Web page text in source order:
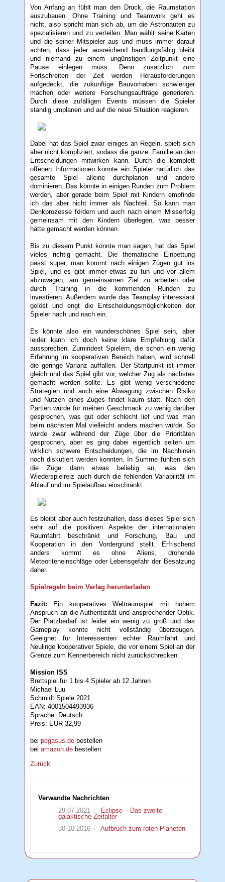
Von Anfang an fühlt man den Druck, die Raumstation
auszubauen. Ohne Training und Teamwork geht es
nicht, also spricht man sich ab, um die Astronauten zu
spezialisieren und zu verteilen. Man wählt seine Karten
und die seiner Mitspieler aus und muss immer darauf
achten, dass jeder ausreichend handlungsfähig bleibt
und niemand zu einem ungünstigen Zeitpunkt eine
Pause einlegen muss. Denn zusätzlich zum
Fortschreiten der Zeit werden Herausforderungen
aufgedeckt, die zukünftige Bauvorhaben schwieriger
machen oder weitere Forschungsaufträge generieren.
Durch diese zufälligen Events müssen die Spieler
ständig umplanen und auf die neue Situation reagieren.
Dabei hat das Spiel zwar einiges an Regeln, spielt sich
aber nicht kompliziert, sodass die ganze Familie an den
Entscheidungen mitwirken kann. Durch die komplett
offenen Informationen könnte ein Spieler natürlich das
gesamte Spiel alleine durchplanen und andere
dominieren. Das könnte in einigen Runden zum Problem
werden, aber gerade beim Spiel mit Kindern empfinde
ich das aber nicht immer als Nachteil. So kann man
Denkprozesse fördern und auch nach einem Misserfolg
gemeinsam mit den Kindern überlegen, was besser
hätte gemacht werden können.
Bis zu diesem Punkt könnte man sagen, hat das Spiel
vieles richtig gemacht. Die thematische Einbettung
passt super, man kommt nach einigen Zügen gut ins
Spiel, und es gibt immer etwas zu tun und vor allem
abzuwägen, am gemeinsamen Ziel zu arbeiten oder
durch Training in die kommenden Runden zu
investieren. Außerdem wurde das Teamplay interessant
gelöst und engt die Entscheidungsmöglichkeiten der
Spieler nach und nach ein.
Es könnte also ein wunderschönes Spiel sein, aber
leider kann ich doch keine klare Empfehlung dafür
aussprechen. Zumindest Spielern, die schon ein wenig
Erfahrung im kooperativen Bereich haben, wird schnell
die geringe Varianz auffallen. Der Startpunkt ist immer
gleich und das Spiel gibt vor, welcher Zug als nächstes
gemacht werden sollte. Es gibt wenig verschiedene
Strategien und auch eine Abwägung zwischen Risiko
und Nutzen eines Zuges findet kaum statt. Nach den
Partien wurde für meinen Geschmack zu wenig darüber
gesprochen, was gut oder schlecht lief und was man
beim nächsten Mal vielleicht anders machen würde. So
wurde zwar während der Züge über die Prioritäten
gesprochen, aber es ging dabei eigentlich selten um
wirklich schwere Entscheidungen, die im Nachhinein
noch diskutiert werden konnten. In Summe fühlten sich
die Züge dann etwas beliebig an, was den
Wiederspielreiz auch durch die fehlenden Variabilität im
Ablauf und im Spielaufbau einschränkt.
Es bleibt aber auch festzuhalten, dass dieses Spiel sich
sehr auf die positiven Aspekte der internationalen
Raumfahrt beschränkt und Forschung, Bau und
Kooperation in den Vordergrund stellt. Erfrischend
anders kommt es ohne Aliens, drohende
Meteoriteneinschläge oder Lebensgefahr der Besatzung
daher.
Spielregeln beim Verlag herunterladen
Fazit: Ein kooperatives Weltraumspiel mit hohem
Anspruch an die Authentizität und ansprechender Optik.
Der Platzbedarf ist leider ein wenig zu groß und das
Gameplay konnte nicht vollständig überzeugen.
Geeignet für Interessenten echter Raumfahrt und
Neulinge kooperativer Spiele, die vor einem Spiel an der
Grenze zum Kennerbereich nicht zurückschrecken.
Mission ISS
Brettspiel für 1 bis 4 Spieler ab 12 Jahren
Michael Luu
Schmidt Spiele 2021
EAN: 4001504493936
Sprache: Deutsch
Preis: EUR 32,99
beipegasus.de bestellen
beiamazon.de bestellen
Zurück
Verwandte Nachrichten
29.07.2021
Eclipse – Das zweite
galaktische Zeitalter
30.10.2016
Aufbruch zum roten Planeten